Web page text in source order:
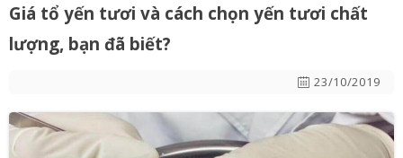
Giá tổ yến tươi và cách chọn yến tươi chất
lượng, bạn đã biết?
23/10/2019